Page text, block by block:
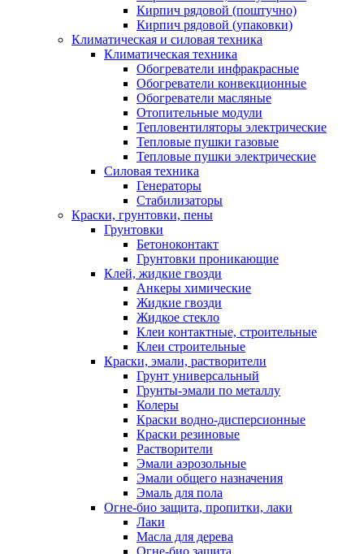
Кирпич рядовой (поштучно)
Кирпич рядовой (упаковки)
Климатическая и силовая техника
Климатическая техника
Обогреватели инфракрасные
Обогреватели конвекционные
Обогреватели масляные
Отопительные модули
Тепловентиляторы электрические
Тепловые пушки газовые
Тепловые пушки электрические
Силовая техника
Генераторы
Стабилизаторы
Краски, грунтовки, пены
Грунтовки
Бетоноконтакт
Грунтовки проникающие
Клей, жидкие гвозди
Анкеры химические
Жидкие гвозди
Жидкое стекло
Клеи контактные, строительные
Клеи строительные
Краски, эмали, растворители
Грунт универсальный
Грунты-эмали по металлу
Колеры
Краски водно-дисперсионные
Краски резиновые
Растворители
Эмали аэрозольные
Эмали общего назначения
Эмаль для пола
Огне-био защита, пропитки, лаки
Лаки
Масла для дерева
Огне-био защита